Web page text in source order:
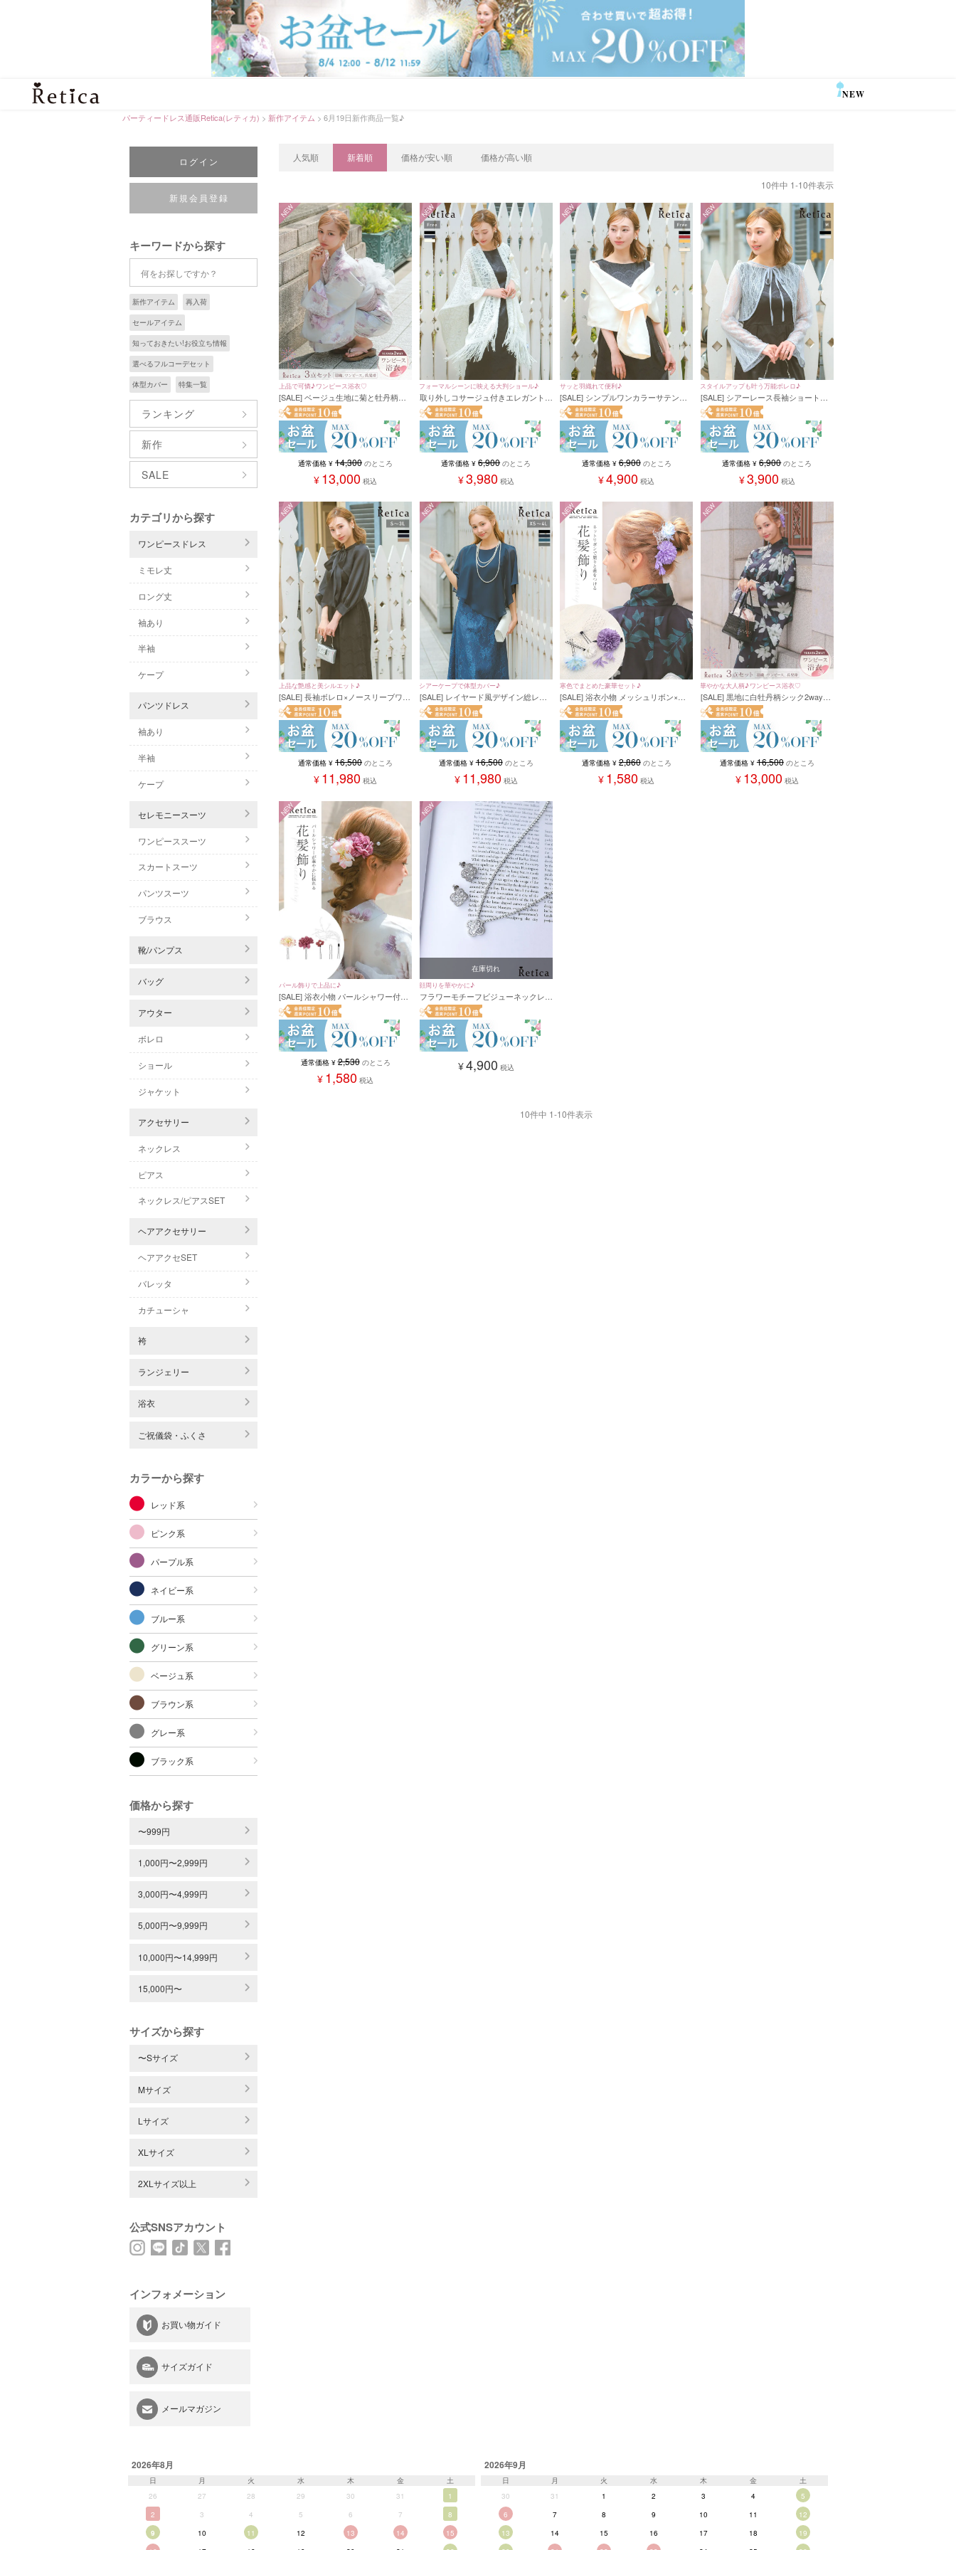
NEW
パーティードレス通販Retica(レティカ) 新作アイテム 6月19日新作商品一覧♪
ログイン
新規会員登録
キーワードから探す
新作アイテム 再入荷
セールアイテム
知っておきたい!お役立ち情報
選べるフルコーデセット
体型カバー 特集一覧
ランキング
新作
SALE
カテゴリから探す
ワンピースドレス
ミモレ丈
ロング丈
袖あり
半袖
ケープ
パンツドレス
袖あり
半袖
ケープ
セレモニースーツ
ワンピーススーツ
スカートスーツ
パンツスーツ
ブラウス
靴/パンプス
バッグ
アウター
ボレロ
ショール
ジャケット
アクセサリー
ネックレス
ピアス
ネックレス/ピアスSET
ヘアアクセサリー
ヘアアクセSET
バレッタ
カチューシャ
袴
ランジェリー
浴衣
ご祝儀袋・ふくさ
カラーから探す
レッド系
ピンク系
パープル系
ネイビー系
ブルー系
グリーン系
ベージュ系
ブラウン系
グレー系
ブラック系
価格から探す
〜999円
1,000円〜2,999円
3,000円〜4,999円
5,000円〜9,999円
10,000円〜14,999円
15,000円〜
サイズから探す
〜Sサイズ
Mサイズ
Lサイズ
XLサイズ
2XLサイズ以上
公式SNSアカウント
インフォメーション
お買い物ガイド
サイズガイド
メールマガジン
人気順 新着順 価格が安い順 価格が高い順
10件中 1-10件表示
上品で可憐♪ワンピース浴衣♡
[SALE] ベージュ生地に菊と牡丹柄く
すみピンクガーリー2wayワンピース
浴衣3点セット（羽織＋キャミワンピ
＋兵児帯）
NEW
通常価格 ¥ 14,300 のところ
¥ 13,000 税込
フォーマルシーンに映える大判ショール♪
取り外しコサージュ付きエレガントシ
ョール
NEW
通常価格 ¥ 6,900 のところ
¥3,980 税込
サッと羽織れて便利♪
[SALE] シンプルワンカラーサテンシ
ョール(フリーサイズ)
NEW
通常価格 ¥ 6,900 のところ
¥4,900 税込
スタイルアップも叶う万能ボレロ♪
[SALE] シアーレース長袖ショート丈
フレアスリーブボレロ 結婚式 二次会
(Mサイズ)
NEW
通常価格 ¥ 6,900 のところ
¥3,900 税込
上品な艶感と美シルエット♪
[SALE] 長袖ボレロ×ノースリーブワン
ピース2ピースロング丈パーティード
レス 結婚式(Sサイズ～3Lサイズ)
NEW
通常価格 ¥ 16,500 のところ
¥ 11,980 税込
シアーケープで体型カバー♪
[SALE] レイヤード風デザイン総レー
スロング丈パーティードレス (XSサイ
ズ～4Lサイズ)
NEW
通常価格 ¥ 16,500 のところ
¥ 11,980 税込
寒色でまとめた豪華セット♪
[SALE] 浴衣小物 メッシュリボン×ポ
ンポンマム浴衣ヘアアクセサリー4点
セット (ミントブルー/パープル/ワイ
ン)
NEW
通常価格 ¥ 2,860 のところ
¥ 1,580 税込
華やかな大人柄♪ワンピース浴衣♡
[SALE] 黒地に白牡丹柄シック2wayワ
ンピース浴衣3点セット（羽織＋キャ
ミワンピ＋兵児帯）
NEW
通常価格 ¥ 16,500 のところ
¥ 13,000 税込
パール飾りで上品に♪
[SALE] 浴衣小物 パールシャワー付き
くすみニュアンスフラワー髪飾り5点
セット (グリーン/ワイン)
NEW
通常価格 ¥ 2,530 のところ
¥ 1,580 税込
在庫切れ
顔周りを華やかに♪
フラワーモチーフビジューネックレス
×ピアス アクセサリー2set (シルバー)
NEW
¥4,900 税込
10件中 1-10件表示
2026年8月
日 月 火 水 木 金
土
26
27 28 29 30 31
1
2
3 4 5 6 7
8
9
10 11 12 13 14
15
2026年9月
日 月 火 水 木 金
土
30
31 1 2 3 4
5
6
7 8 9 10 11
12
13
14 15 16 17 18
19